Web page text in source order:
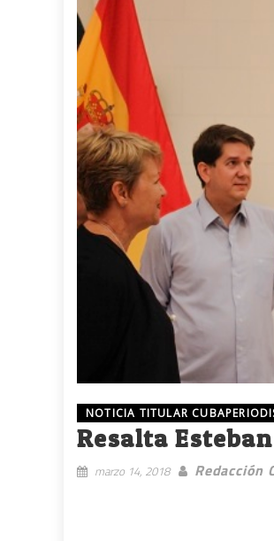
NOTICIA TITULAR
Resalta
marzo 14, 2018 Redacción